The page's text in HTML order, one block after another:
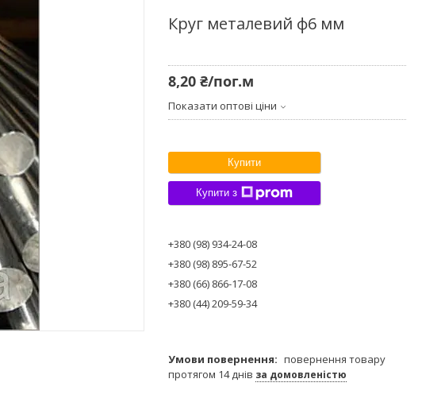
Круг металевий ф6 мм
8,20 ₴/пог.м
Показати оптові ціни
Купити
Купити з
+380 (98) 934-24-08
+380 (98) 895-67-52
+380 (66) 866-17-08
+380 (44) 209-59-34
повернення товару
протягом 14 днів за домовленістю